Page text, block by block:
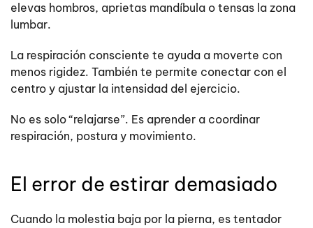
elevas hombros, aprietas mandíbula o tensas la zona
lumbar.
La respiración consciente te ayuda a moverte con
menos rigidez. También te permite conectar con el
centro y ajustar la intensidad del ejercicio.
No es solo “relajarse”. Es aprender a coordinar
respiración, postura y movimiento.
El error de estirar demasiado
Cuando la molestia baja por la pierna, es tentador